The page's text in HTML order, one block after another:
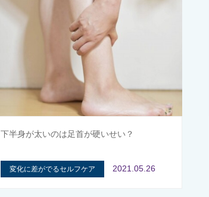
下半身が太いのは足首が硬いせい？
変化に差がでるセルフケア 2021.05.26